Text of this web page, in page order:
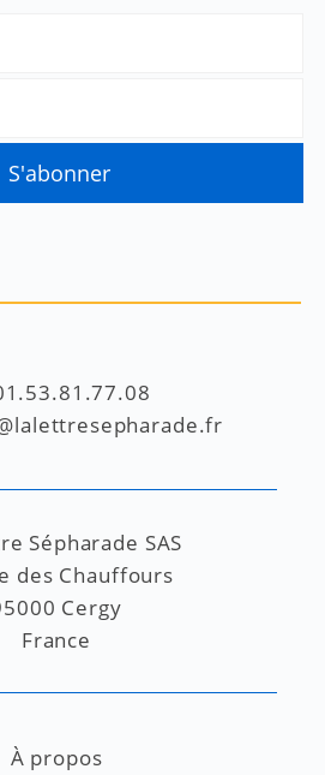
Sépharade SAS
des Chauffours
Cergy
France
À propos